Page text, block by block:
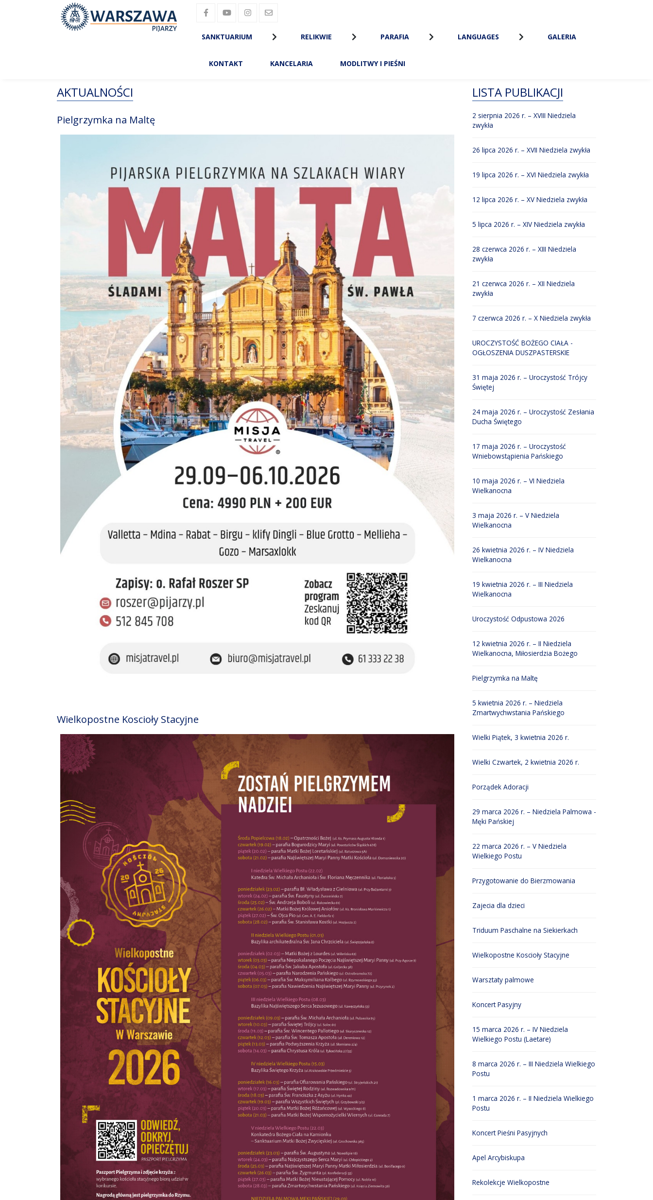
SANKTUARIUM RELIKWIE PARAFIA LANGUAGES GALERIA
KONTAKT KANCELARIA MODLITWY I PIEŚNI
AKTUALNOŚCI
Pielgrzymka na Maltę
Wielkopostne Koscioły Stacyjne
LISTA PUBLIKACJI
2 sierpnia 2026 r. – XVIII Niedziela
zwykła
26 lipca 2026 r. – XVII Niedziela zwykła
19 lipca 2026 r. – XVI Niedziela zwykła
12 lipca 2026 r. – XV Niedziela zwykła
5 lipca 2026 r. – XIV Niedziela zwykła
28 czerwca 2026 r. – XIII Niedziela
zwykła
21 czerwca 2026 r. – XII Niedziela
zwykła
7 czerwca 2026 r. – X Niedziela zwykła
UROCZYSTOŚĆ BOŻEGO CIAŁA -
OGŁOSZENIA DUSZPASTERSKIE
31 maja 2026 r. – Uroczystość Trójcy
Świętej
24 maja 2026 r. – Uroczystość Zesłania
Ducha Świętego
17 maja 2026 r. – Uroczystość
Wniebowstąpienia Pańskiego
10 maja 2026 r. – VI Niedziela
Wielkanocna
3 maja 2026 r. – V Niedziela
Wielkanocna
26 kwietnia 2026 r. – IV Niedziela
Wielkanocna
19 kwietnia 2026 r. – III Niedziela
Wielkanocna
Uroczystość Odpustowa 2026
12 kwietnia 2026 r. – II Niedziela
Wielkanocna, Miłosierdzia Bożego
Pielgrzymka na Maltę
5 kwietnia 2026 r. – Niedziela
Zmartwychwstania Pańskiego
Wielki Piątek, 3 kwietnia 2026 r.
Wielki Czwartek, 2 kwietnia 2026 r.
Porządek Adoracji
29 marca 2026 r. – Niedziela Palmowa -
Męki Pańskiej
22 marca 2026 r. – V Niedziela
Wielkiego Postu
Przygotowanie do Bierzmowania
Zajecia dla dzieci
Triduum Paschalne na Siekierkach
Wielkopostne Koscioły Stacyjne
Warsztaty palmowe
Koncert Pasyjny
15 marca 2026 r. – IV Niedziela
Wielkiego Postu (Laetare)
8 marca 2026 r. – III Niedziela Wielkiego
Postu
1 marca 2026 r. – II Niedziela Wielkiego
Postu
Koncert Pieśni Pasyjnych
Apel Arcybiskupa
Rekolekcje Wielkopostne